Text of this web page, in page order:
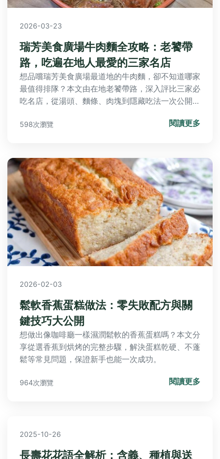
2026-03-23
瑞芳美食廣場牛肉麵全攻略：老饕帶
路，吃遍在地人最愛的三家名店
想品嚐瑞芳美食廣場最道地的牛肉麵，卻不知道哪家
最值得排隊？本文由在地老饕帶路，深入評比三家必
吃名店，從湯頭、麵條、肉塊到隱藏吃法一次公開，
598次瀏覽 閱讀更多
2026-02-03
鬆軟香蕉蛋糕做法：零失敗配方與關
鍵技巧大公開
想做出像咖啡廳一樣濕潤鬆軟的香蕉蛋糕嗎？本文分
享從選香蕉到烘烤的完整步驟，解決蛋糕乾硬、不蓬
鬆等常見問題，保證新手也能一次成功。
964次瀏覽 閱讀更多
2025-10-26
長壽花花語全解析：含義、種植與送